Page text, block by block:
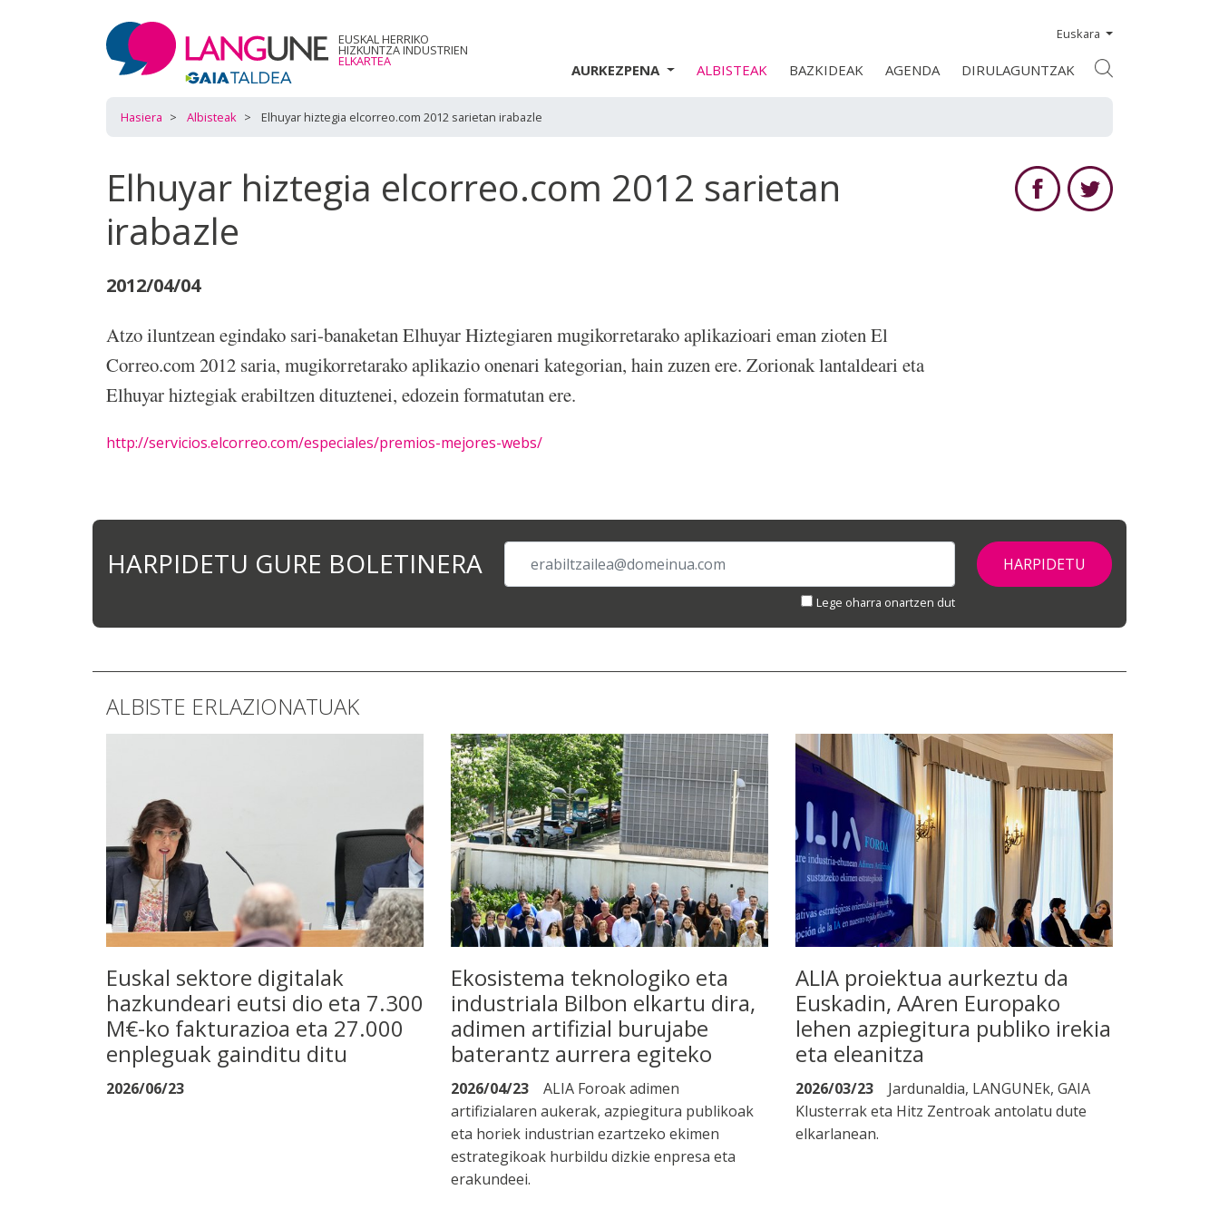
EUSKAL HERRIKO
HIZKUNTZA INDUSTRIEN
ELKARTEA
Euskara
AURKEZPENA ALBISTEAK BAZKIDEAK AGENDA DIRULAGUNTZAK
Hasiera Albisteak Elhuyar hiztegia elcorreo.com 2012 sarietan irabazle
Elhuyar hiztegia elcorreo.com 2012 sarietan
irabazle
2012/04/04
Atzo iluntzean egindako sari-banaketan Elhuyar Hiztegiaren mugikorretarako aplikazioari eman zioten El
Correo.com 2012 saria, mugikorretarako aplikazio onenari kategorian, hain zuzen ere. Zorionak lantaldeari eta
Elhuyar hiztegiak erabiltzen dituztenei, edozein formatutan ere.
http://servicios.elcorreo.com/especiales/premios-mejores-webs/
HARPIDETU GURE BOLETINERA
Lege oharra onartzen dut
ALBISTE ERLAZIONATUAK
Euskal sektore digitalak
hazkundeari eutsi dio eta 7.300
M€-ko fakturazioa eta 27.000
enpleguak gainditu ditu
2026/06/23
Ekosistema teknologiko eta
industriala Bilbon elkartu dira,
adimen artifizial burujabe
baterantz aurrera egiteko
2026/04/23
ALIA Foroak adimen
artifizialaren aukerak, azpiegitura publikoak
eta horiek industrian ezartzeko ekimen
estrategikoak hurbildu dizkie enpresa eta
erakundeei.
ALIA proiektua aurkeztu da
Euskadin, AAren Europako
lehen azpiegitura publiko irekia
eta eleanitza
2026/03/23
Jardunaldia, LANGUNEk, GAIA
Klusterrak eta Hitz Zentroak antolatu dute
elkarlanean.